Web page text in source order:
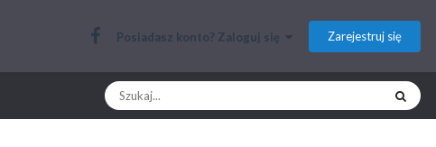
Posiadasz konto? Zaloguj się Zarejestruj się